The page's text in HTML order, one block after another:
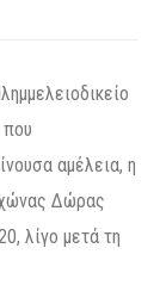
αμέλεια, η
Δώρας
λίγο μετά τη